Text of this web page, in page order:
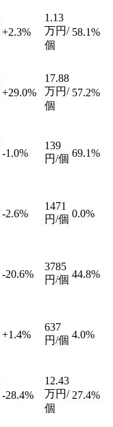
+2.3%
1.13
万円/
個
58.1%
+29.0%
17.88
万円/
個
57.2%
-1.0%
139
円/個 69.1%
-2.6%
1471
円/個 0.0%
-20.6%
3785
円/個 44.8%
+1.4%
637
円/個 4.0%
-28.4%
12.43
万円/
個
27.4%